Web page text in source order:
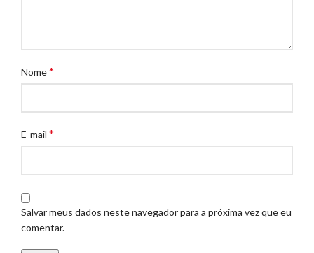
Nome*
E-mail *
Salvar meus dados neste navegador para a próxima vez que eu
comentar.